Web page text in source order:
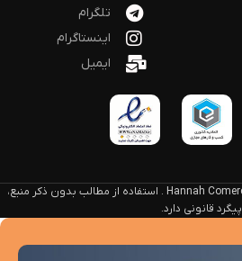
تلگرام
اینستاگرام
ایمیل
طراحی و توسعه توسط Hannah Comercial Group . استفاده از مطالب بدون ذکر منبع،
پیگرد قانونی دارد.